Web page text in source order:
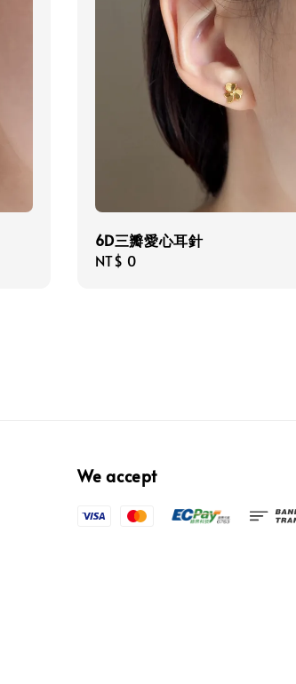
6D三瓣愛心耳針
Regular
NT$ 0
We accept